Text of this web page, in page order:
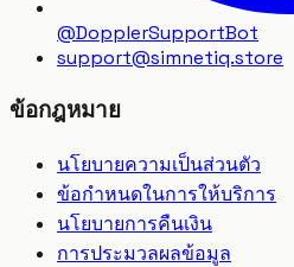
@DopplerSupportBot
support@simnetiq.store
ข้อกฎหมาย
นโยบายความเป็นส่วนตัว
ข้อกำหนดในการให้บริการ
นโยบายการคืนเงิน
การประมวลผลข้อมูล